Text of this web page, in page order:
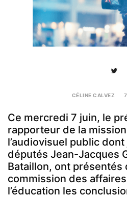
CÉLINE CALVEZ
Ce mercredi 7 juin, le
rapporteur de la mission
l’audiovisuel public
députés Jean-Jacques
Bataillon, ont présentés
commission des
l’éducation les